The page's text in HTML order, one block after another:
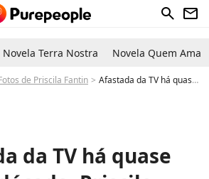
search newsletter
Novela Terra Nostra Novela Quem Ama
de Priscila Fantin Afastada da TV há quase uma década, Priscila explicou que a decisão de se distanciar das novelas foi estratégica e necessária - Foto
da TV há quase